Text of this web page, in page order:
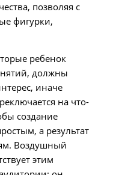
позволяя с
фигурки,
ребенок
должны
иначе
на что-
создание
а результат
Воздушный
этим